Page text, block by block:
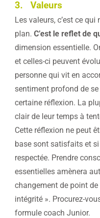
3. Valeurs
Les valeurs, c’est ce
plan. C’est le reflet de
dimension essentielle.
et celles-ci peuvent
personne qui vit en
sentiment profond de
certaine réflexion. La
clair de leur temps à
Cette réflexion ne peut
base sont satisfaits et si
respectée. Prendre
essentielles amènera
changement de point
intégrité ». Procurez-
formule coach Junior.